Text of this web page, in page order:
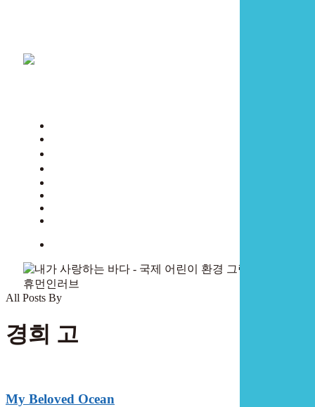
All Posts By
경희 고
My Beloved Ocean